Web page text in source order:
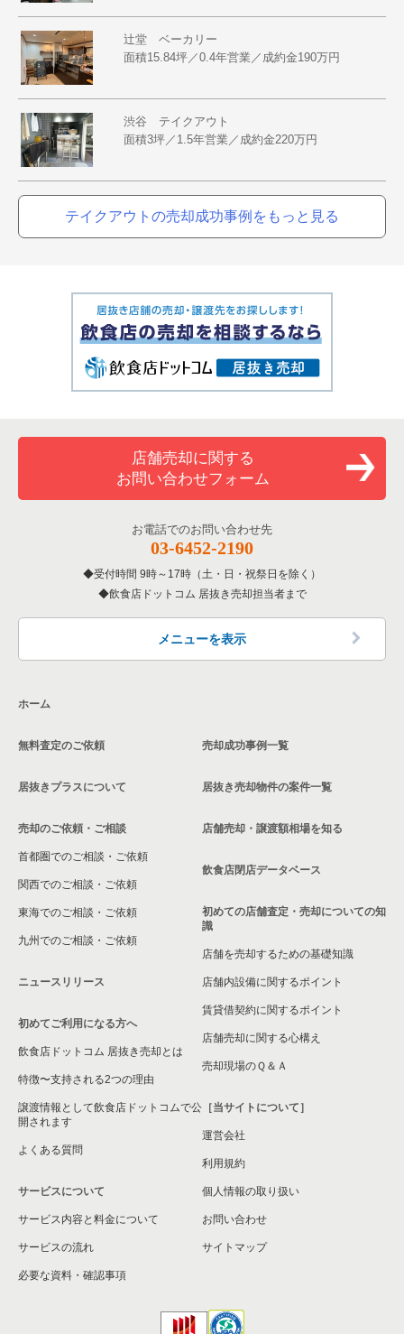
辻堂 ベーカリー
面積15.84坪／0.4年営業／成約金190万円
渋谷 テイクアウト
面積3坪／1.5年営業／成約金220万円
テイクアウトの売却成功事例をもっと見る
店舗売却に関する
お問い合わせフォーム
お電話でのお問い合わせ先
03-6452-2190
受付時間 9時～17時（土・日・祝祭日を除く）
飲食店ドットコム 居抜き売却担当者まで
メニューを表示
ホーム
無料査定のご依頼
居抜きプラスについて
売却のご依頼・ご相談
首都圏でのご相談・ご依頼
関西でのご相談・ご依頼
東海でのご相談・ご依頼
九州でのご相談・ご依頼
ニュースリリース
初めてご利用になる方へ
飲食店ドットコム 居抜き売却とは
特徴〜支持される2つの理由
譲渡情報として飲食店ドットコムで公
開されます
よくある質問
サービスについて
サービス内容と料金について
サービスの流れ
必要な資料・確認事項
売却成功事例一覧
居抜き売却物件の案件一覧
店舗売却・譲渡額相場を知る
飲食店閉店データベース
初めての店舗査定・売却についての知
識
店舗を売却するための基礎知識
店舗内設備に関するポイント
賃貸借契約に関するポイント
店舗売却に関する心構え
売却現場のＱ＆Ａ
［当サイトについて］
運営会社
利用規約
個人情報の取り扱い
お問い合わせ
サイトマップ